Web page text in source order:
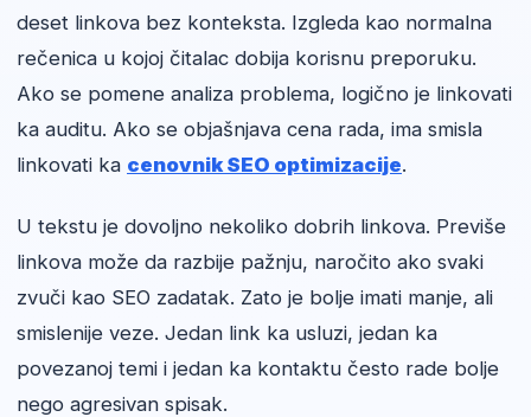
deset linkova bez konteksta. Izgleda kao normalna
rečenica u kojoj čitalac dobija korisnu preporuku.
Ako se pomene analiza problema, logično je linkovati
ka auditu. Ako se objašnjava cena rada, ima smisla
linkovati ka cenovnik SEO optimizacije.
U tekstu je dovoljno nekoliko dobrih linkova. Previše
linkova može da razbije pažnju, naročito ako svaki
zvuči kao SEO zadatak. Zato je bolje imati manje, ali
smislenije veze. Jedan link ka usluzi, jedan ka
povezanoj temi i jedan ka kontaktu često rade bolje
nego agresivan spisak.